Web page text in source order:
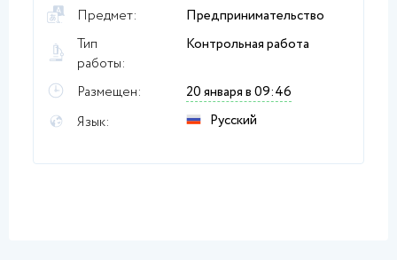
Предмет:
Предпринимательство
Тип
работы:
Контрольная работа
Размещен:
20 января в 09:46
Язык:
Русский